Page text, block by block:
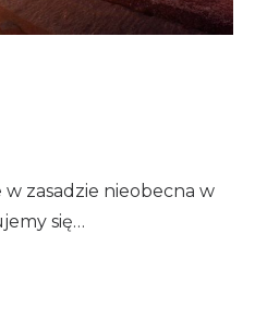
w zasadzie nieobecna w
się…